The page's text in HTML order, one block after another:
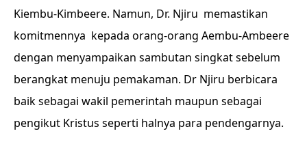
Kiembu-Kimbeere. Namun, Dr. Njiru memastikan
komitmennya kepada orang-orang Aembu-Ambeere
dengan menyampaikan sambutan singkat sebelum
berangkat menuju pemakaman. Dr Njiru berbicara
baik sebagai wakil pemerintah maupun sebagai
pengikut Kristus seperti halnya para pendengarnya.